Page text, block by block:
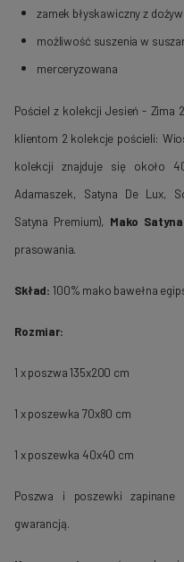
zamek błyskawiczny z
możliwość suszenia w
merceryzowana
Pościel z kolekcji Jesień - Zima
klientom 2 kolekcje pościeli:
kolekcji znajduje się około
Adamaszek, Satyna De Lux,
Satyna Premium), Mako Satyna
prasowania.
Skład: 100% mako bawełna
Rozmiar:
1 x poszwa 135x200 cm
1 x poszewka 70x80 cm
1 x poszewka 40x40 cm
Poszwa i poszewki
gwarancją.